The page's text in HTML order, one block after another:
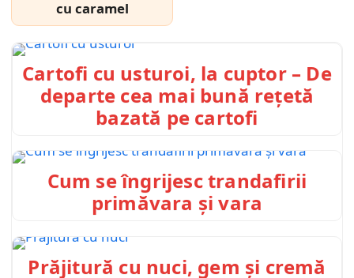
cu caramel
Cartofi cu usturoi, la cuptor – De
departe cea mai bună rețetă
bazată pe cartofi
Cum se îngrijesc trandafirii
primăvara și vara
Prăjitură cu nuci, gem și cremă